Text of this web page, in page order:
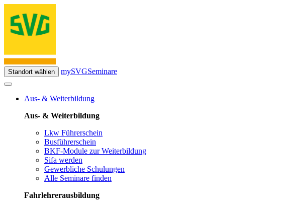
Standort wählen mySVGSeminare
Aus- & Weiterbildung
Aus- & Weiterbildung
Lkw Führerschein
Busführerschein
BKF-Module zur Weiterbildung
Sifa werden
Gewerbliche Schulungen
Alle Seminare finden
Fahrlehrerausbildung